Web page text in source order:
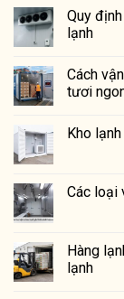
Quy
lạnh
Cách
tươi
Kho
Các loại
Hàng
lạnh